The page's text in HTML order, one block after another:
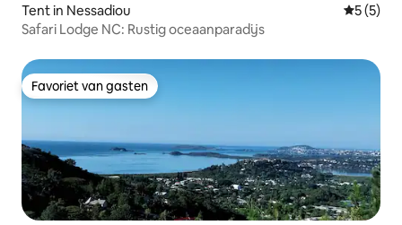
Tent in Nessadiou
5 (5)
Safari Lodge NC: Rustig oceaanparadijs
Favoriet van gasten
Favoriet van gasten